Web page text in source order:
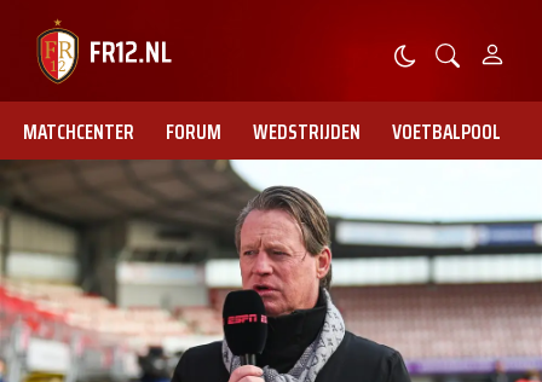
MATCHCENTER FORUM WEDSTRIJDEN VOETBALPOOL